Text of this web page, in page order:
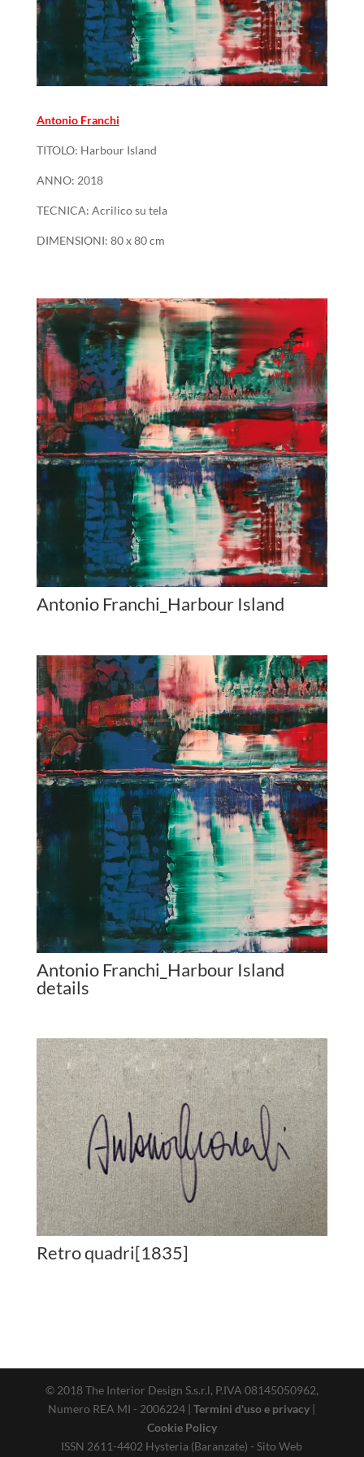
Antonio Franchi
TITOLO: Harbour Island
ANNO: 2018
TECNICA: Acrilico su tela
DIMENSIONI: 80 x 80 cm
Antonio Franchi_Harbour Island
Antonio Franchi_Harbour Island
details
Retro quadri[1835]
© 2018 The Interior Design S.s.r.l, P.IVA 08145050962,
Numero REA MI - 2006224 |Termini d'uso e privacy |
Cookie Policy
ISSN 2611-4402 Hysteria (Baranzate) - Sito Web